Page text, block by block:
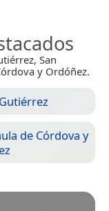
San
y Ordóñez.
de Córdova y